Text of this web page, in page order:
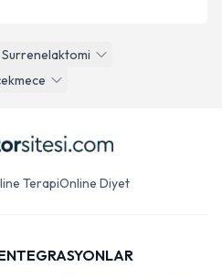
TerapiOnline Diyet